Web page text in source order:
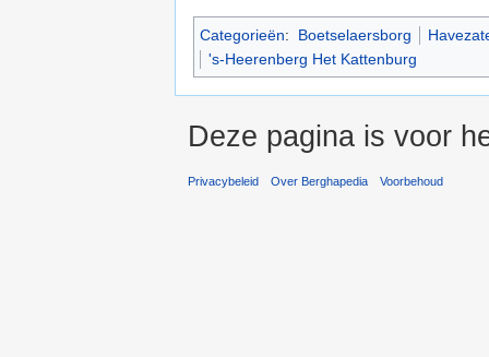
Categorieën: Boetselaersborg
's-Heerenberg Het Kattenburg
Deze pagina is voor
Privacybeleid Over Berghapedia Voorbehoud